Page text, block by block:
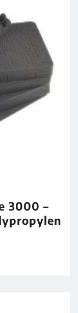
3000 –